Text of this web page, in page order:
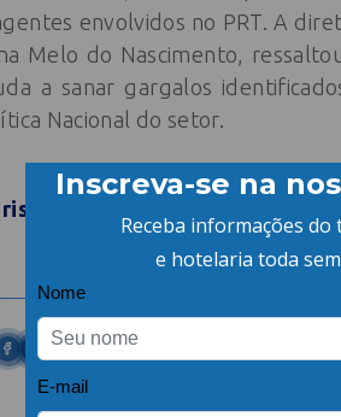
envolvidos no PRT. A
Melo do Nascimento,
a sanar gargalos
Nacional do setor.